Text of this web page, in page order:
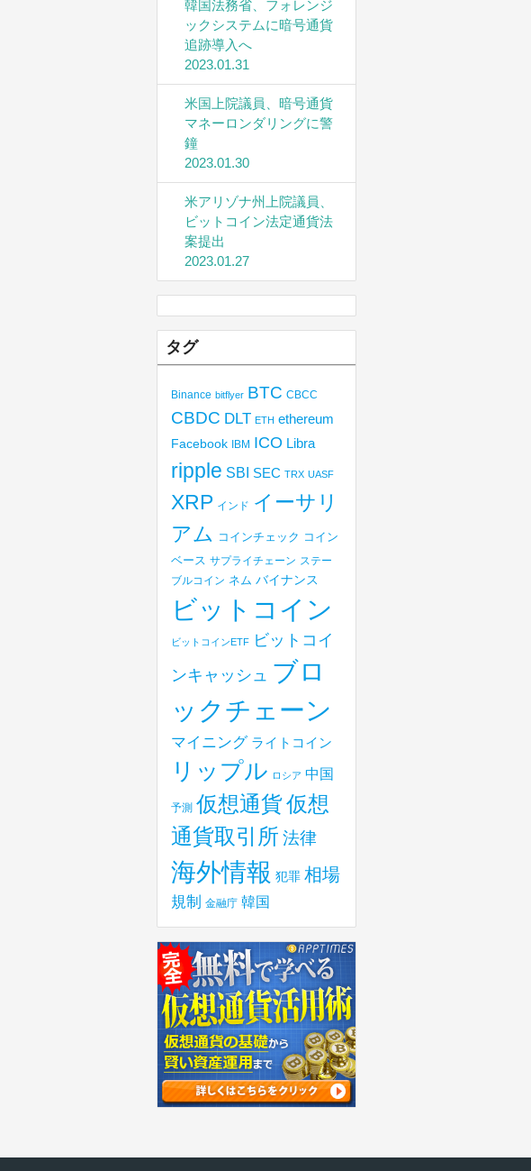
韓国法務省、フォレンジ
ックシステムに暗号通貨
追跡導入へ
2023.01.31
米国上院議員、暗号通貨
マネーロンダリングに警
鐘
2023.01.30
米アリゾナ州上院議員、
ビットコイン法定通貨法
案提出
2023.01.27
タグ
Binance bitflyer BTC CBCC
CBDC DLT ETH ethereum
Facebook IBM ICO Libra
ripple SBI SEC TRX UASF
XRP インド イーサリ
アム コインチェック コイン
ベース サプライチェーン ステー
ブルコイン ネム バイナンス
ビットコイン
ビットコインETF
ビットコイ
ンキャッシュ ブロ
ックチェーン
マイニング ライトコイン
リップル ロシア 中国
予測 仮想通貨仮想
通貨取引所 法律
海外情報 犯罪 相場
規制 金融庁 韓国